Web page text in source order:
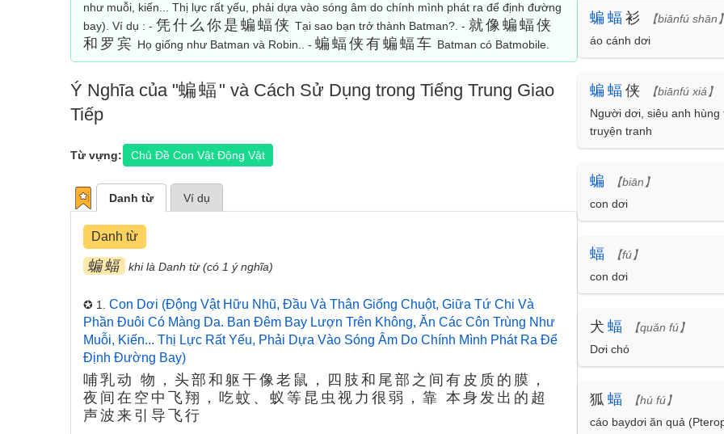
như muỗi, kiến... Thị lực rất yếu, phải dựa vào sóng âm do chính mình phát ra để định đường
bay). Ví dụ : - 凭什么你是蝙蝠侠 Tại sao bạn trở thành Batman?. - 就像蝙蝠侠
和罗宾 Họ giống như Batman và Robin.. - 蝙蝠侠有蝙蝠车 Batman có Batmobile.
Ý Nghĩa của "蝙蝠 " và Cách Sử Dụng trong Tiếng Trung Giao
Tiếp
Từ vựng: Chủ Đề Con Vật Động Vật
Danh từ Ví dụ
Danh từ
蝙蝠 khi là Danh từ (có 1 ý nghĩa)
✪ 1. Con Dơi (động Vật Hữu Nhũ, Đầu Và Thân Giống Chuột, Giữa Tứ Chi Và
Phần Đuôi Có Màng Da. Ban Đêm Bay Lượn Trên Không, Ăn Các Côn Trùng Như
Muỗi, Kiến... Thị Lực Rất Yếu, Phải Dựa Vào Sóng Âm Do Chính Mình Phát Ra Để
Định Đường Bay)
哺乳动 物，头部和躯干像老鼠，四肢和尾部之间有皮质的膜，
夜间在空中飞翔，吃蚊、蚁等昆虫视力很弱，靠 本身发出的超
声波来引导飞行
yếu, phải dựa vào sóng
chính mình phát ra để
bay)
蝙 蝠 衫
【biānfú shān
áo cánh dơi
蝙 蝠 侠
【biānfú xiá】
Người dơi, siêu anh hùng
truyện tranh
蝙
【biān】
con dơi
蝠
【fú】
con dơi
犬 蝠
【quǎn fú】
Dơi chó
狐 蝠
【hú fú】
cáo baydơi ăn quả